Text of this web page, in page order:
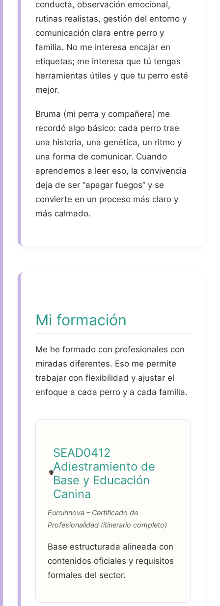
conducta, observación emocional,
rutinas realistas, gestión del entorno y
comunicación clara entre perro y
familia. No me interesa encajar en
etiquetas; me interesa que tú tengas
herramientas útiles y que tu perro esté
mejor.
Bruma (mi perra y compañera) me
recordó algo básico: cada perro trae
una historia, una genética, un ritmo y
una forma de comunicar. Cuando
aprendemos a leer eso, la convivencia
deja de ser “apagar fuegos” y se
convierte en un proceso más claro y
más calmado.
Mi formación
Me he formado con profesionales con
miradas diferentes. Eso me permite
trabajar con flexibilidad y ajustar el
enfoque a cada perro y a cada familia.
SEAD0412
Adiestramiento de
Base y Educación
Canina
Euroinnova – Certificado de
Profesionalidad (itinerario completo)
Base estructurada alineada con
contenidos oficiales y requisitos
formales del sector.